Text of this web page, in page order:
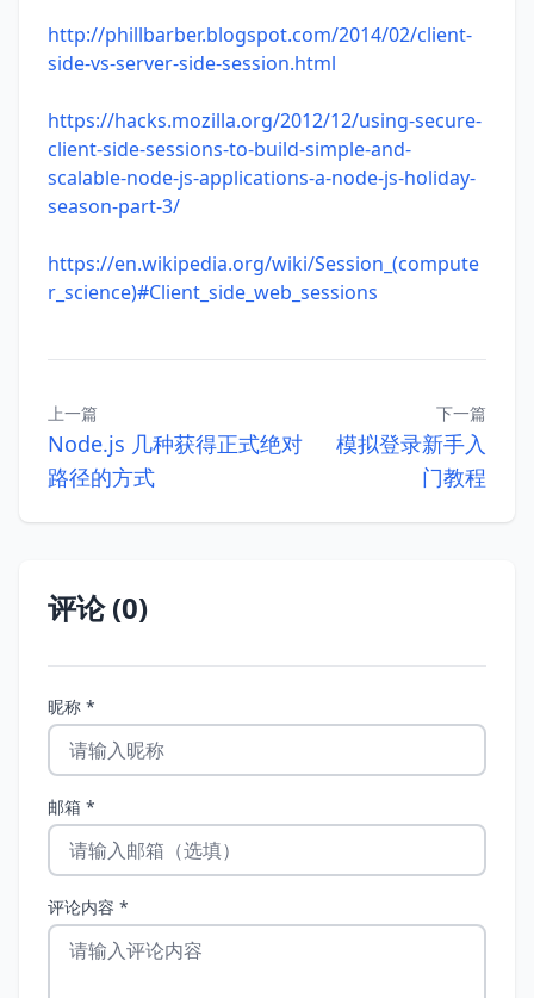
http://phillbarber.blogspot.com/2014/02/client-
side-vs-server-side-session.html
https://hacks.mozilla.org/2012/12/using-secure-
client-side-sessions-to-build-simple-and-
scalable-node-js-applications-a-node-js-holiday-
season-part-3/
https://en.wikipedia.org/wiki/Session_(compute
r_science)#Client_side_web_sessions
上一篇
Node.js 几种获得正式绝对
路径的方式
下一篇
模拟登录新手入
门教程
评论 (0)
昵称 *
邮箱 *
评论内容 *